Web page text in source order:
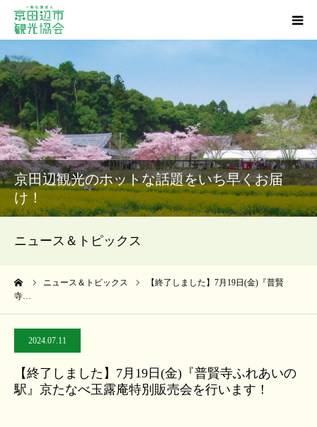
京田辺観光のホットな話題をいち早くお届
け！
ニュース＆トピックス
ニュース＆トピックス
【終了しました】7月19日(金)『普賢
寺…
2024.07.11
【終了しました】7月19日(金)『普賢寺ふれあいの
駅』京たなべ玉露庵特別販売会を行います！
観光スポット
グルメ
ショッピング
宿泊・温泉